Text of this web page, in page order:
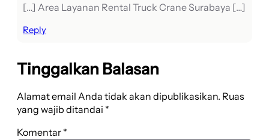
[…] Area Layanan Rental Truck Crane Surabaya […]
Reply
Tinggalkan Balasan
Alamat email Anda tidak akan dipublikasikan. Ruas
yang wajib ditandai *
Komentar *